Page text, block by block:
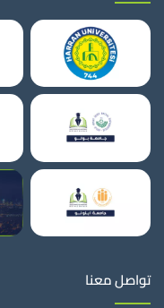
تواصل معنا